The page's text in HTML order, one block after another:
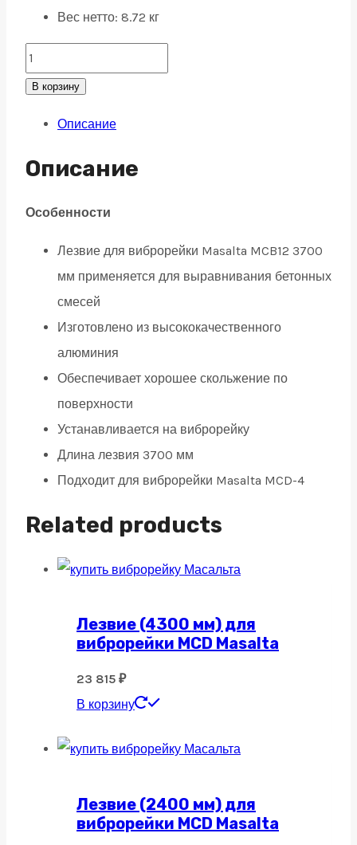
Вес нетто: 8.72 кг
Лезвие
(3700
для
Masalta
В корзину
Описание
Описание
Особенности
Лезвие для виброрейки Masalta MCB12 3700
мм применяется для выравнивания бетонных
смесей
Изготовлено из высококачественного
алюминия
Обеспечивает хорошее скольжение по
поверхности
Устанавливается на виброрейку
Длина лезвия 3700 мм
Подходит для виброрейки Masalta MCD-4
Related products
Лезвие (4300 мм) для
виброрейки MCD Masalta
23 815 ₽
В корзину
Лезвие (2400 мм) для
виброрейки MCD Masalta